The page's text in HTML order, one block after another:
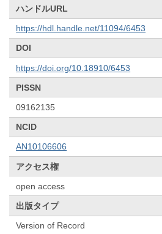
ハンドルURL
https://hdl.handle.net/11094/6453
DOI
https://doi.org/10.18910/6453
PISSN
09162135
NCID
AN10106606
アクセス権
open access
出版タイプ
Version of Record